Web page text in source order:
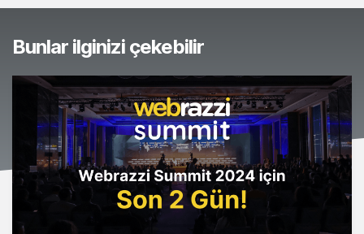
Bunlar ilginizi çekebilir